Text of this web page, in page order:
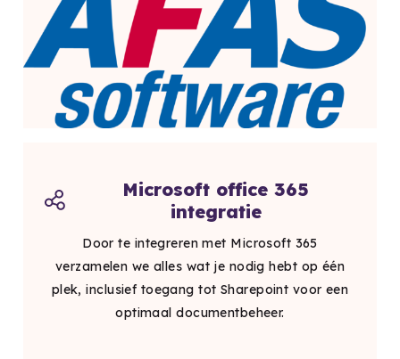
Microsoft office 365
integratie
Door te integreren met Microsoft 365
verzamelen we alles wat je nodig hebt op één
plek, inclusief toegang tot Sharepoint voor een
optimaal documentbeheer.